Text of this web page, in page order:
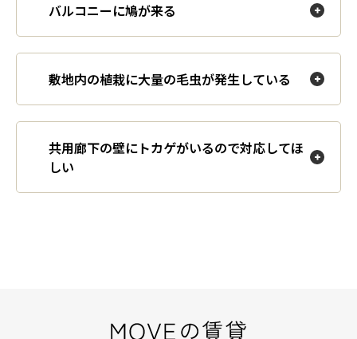
バルコニーに鳩が来る
敷地内の植栽に大量の毛虫が発生している
共用廊下の壁にトカゲがいるので対応してほ
しい